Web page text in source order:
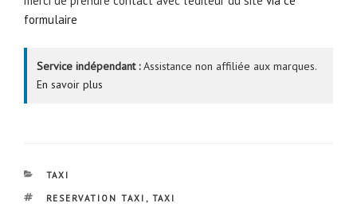
formulaire
Service indépendant :Assistance non affiliée aux marques.
En savoir plus
CATÉGORIES
TAXI
ÉTIQUETTES
RESERVATION TAXI , TAXI